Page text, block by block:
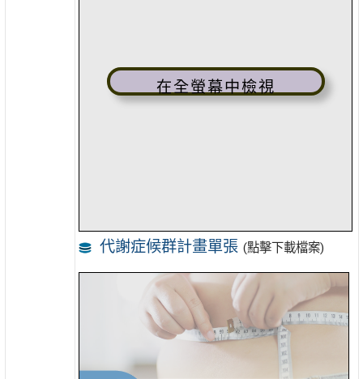
在全螢幕中檢視
代謝症候群計畫單張 (點擊下載檔案)